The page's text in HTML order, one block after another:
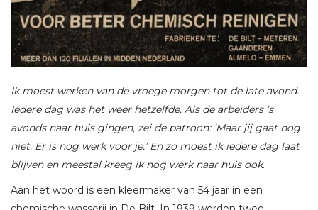
Ik moest werken van de vroege morgen tot de late avond.
Iedere dag was het weer hetzelfde. Als de arbeiders ’s
avonds naar huis gingen, zei de patroon: ‘Maar jij gaat nog
niet. Er is nog werk voor je.’ En zo moest ik iedere dag laat
blijven en meestal kreeg ik nog werk naar huis ook.
Aan het woord is een kleermaker van 54 jaar in een